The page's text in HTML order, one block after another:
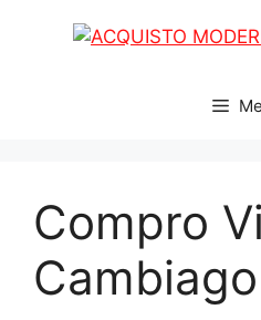
Compro
Cambiago